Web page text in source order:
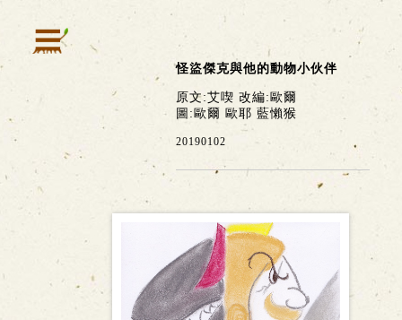
怪盜傑克與他的動物小伙伴
原文:艾喫 改編:歐爾
圖:歐爾 歐耶 藍懶猴
20190102